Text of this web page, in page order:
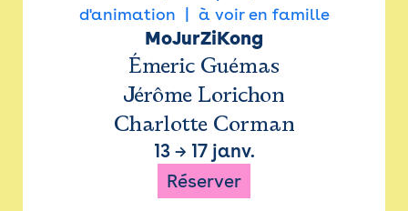
d'animation
à voir en famille
MoJurZiKong
Émeric Guémas
Jérôme Lorichon
Charlotte Corman
13→ 17 janv.
Réserver